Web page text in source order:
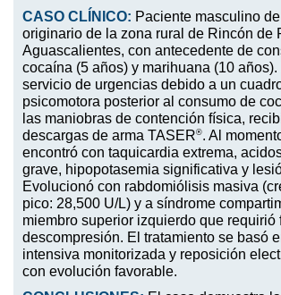
CASO CLÍNICO: Paciente masculino
originario de la zona rural de Rincón de
Aguascalientes, con antecedente de
cocaína (5 años) y marihuana (10 años).
servicio de urgencias debido a un
psicomotora posterior al consumo de
las maniobras de contención física,
descargas de arma TASER®. Al
encontró con taquicardia extrema,
grave, hipopotasemia significativa y
Evolucionó con rabdomiólisis masiva
pico: 28,500 U/L) y a síndrome
miembro superior izquierdo que requirió
descompresión. El tratamiento se basó
intensiva monitorizada y reposición
con evolución favorable.